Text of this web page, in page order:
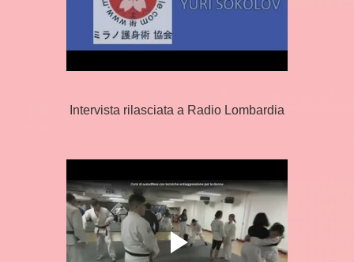
Intervista rilasciata a Radio Lombardia